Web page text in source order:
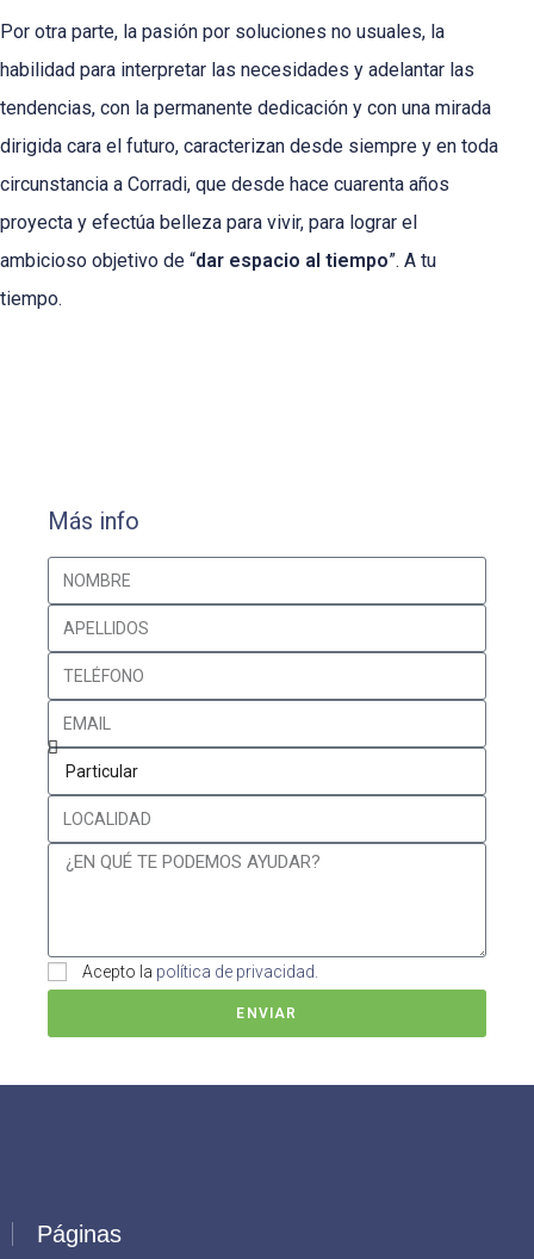
Por otra parte, la pasión por soluciones no usuales, la
habilidad para interpretar las necesidades y adelantar las
tendencias, con la permanente dedicación y con una mirada
dirigida cara el futuro, caracterizan desde siempre y en toda
circunstancia a Corradi, que desde hace cuarenta años
proyecta y efectúa belleza para vivir, para lograr el
ambicioso objetivo de “dar espacio al tiempo”. A tu
tiempo.
Más info
Acepto la política de privacidad.
ENVIAR
Páginas